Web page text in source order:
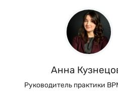
Анна
Руководитель практики